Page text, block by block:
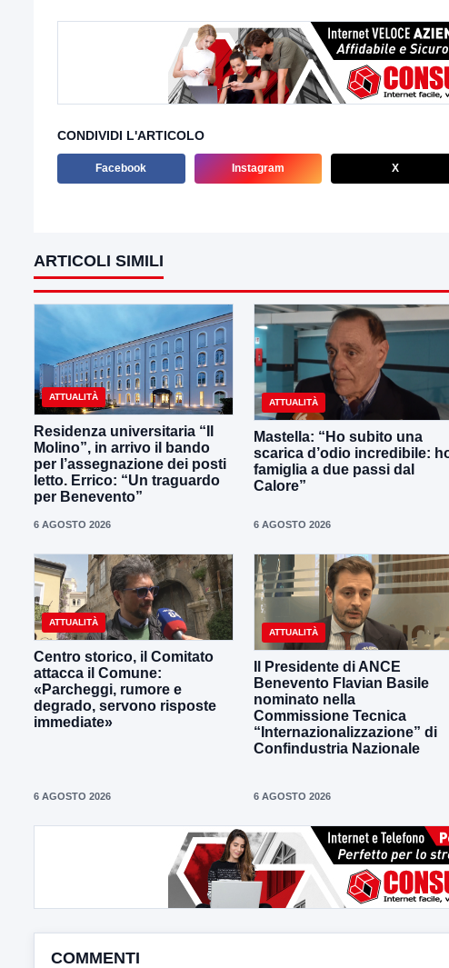
CONDIVIDI L'ARTICOLO
Facebook Instagram X
ARTICOLI SIMILI
ATTUALITÀ
Residenza universitaria “Il
Molino”, in arrivo il bando
per l’assegnazione dei posti
letto. Errico: “Un traguardo
per Benevento”
6 AGOSTO 2026
ATTUALITÀ
Mastella: “Ho subito una
scarica d’odio incredibile:
famiglia a due passi dal
Calore”
6 AGOSTO 2026
ATTUALITÀ
Centro storico, il Comitato
attacca il Comune:
«Parcheggi, rumore e
degrado, servono risposte
immediate»
6 AGOSTO 2026
ATTUALITÀ
Il Presidente di ANCE
Benevento Flavian Basile
nominato nella
Commissione Tecnica
“Internazionalizzazione” di
Confindustria Nazionale
6 AGOSTO 2026
COMMENTI